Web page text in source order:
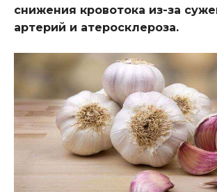
снижения кровотока из-за
артерий и атеросклероза.